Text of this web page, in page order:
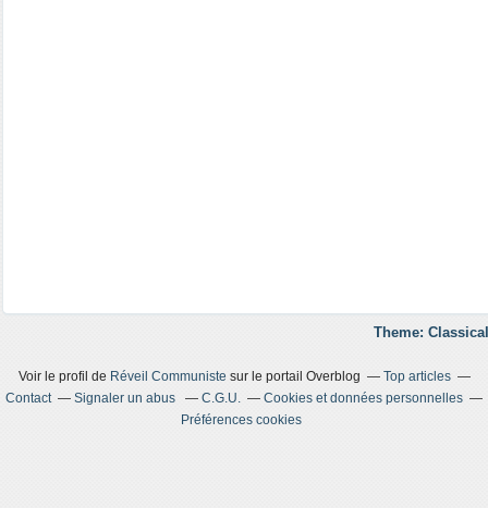
Theme:
Voir le profil de Réveil Communiste sur le portail Overblog
Top articles
Contact
Signaler un abus C.G.U.
Cookies et données personnelles
Préférences cookies